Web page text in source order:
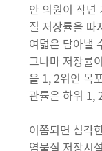
안 의원이 작년
질 저장률을 따
여덟은 담아낼
그나마 저장률
을 1, 2위인 목
관률은 하위 1,
이쯤되면 심각
염물질 저장시